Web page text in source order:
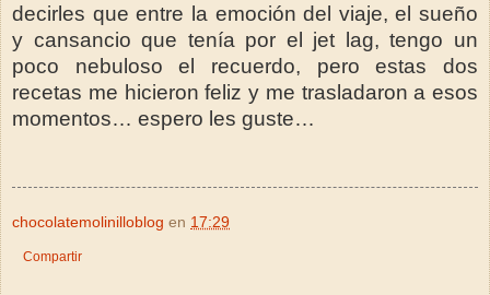
decirles que entre la emoción del viaje, el sueño
y cansancio que tenía por el jet lag, tengo un
poco nebuloso el recuerdo, pero estas dos
recetas me hicieron feliz y me trasladaron a esos
momentos… espero les guste…
chocolatemolinilloblog en 17:29
Compartir